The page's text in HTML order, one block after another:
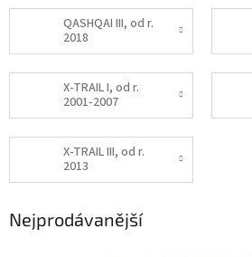
QASHQAI III, od r.
2018
X-TRAIL I, od r.
2001-2007
X-TRAIL III, od r.
2013
Nejprodávanější